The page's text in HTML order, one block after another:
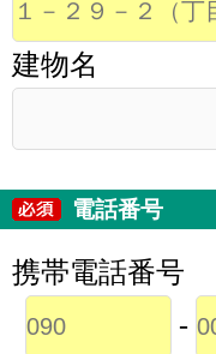
建物名
電話番号
携帯電話番号
-